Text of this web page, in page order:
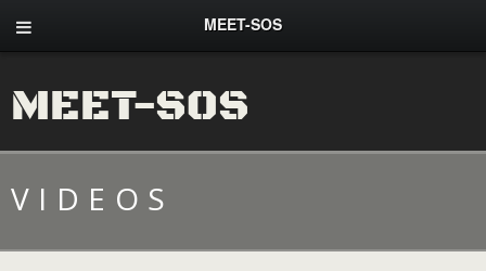
MEET-SOS
MEET-SOS
VIDEOS